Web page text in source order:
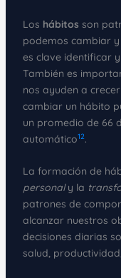
Los hábitos son
podemos cambiar y
es clave identificar
También es
nos ayuden a
cambiar un hábito
un promedio de 66
automático12.
La formación de
personaly la
patrones de
alcanzar nuestros
decisiones diarias
salud,